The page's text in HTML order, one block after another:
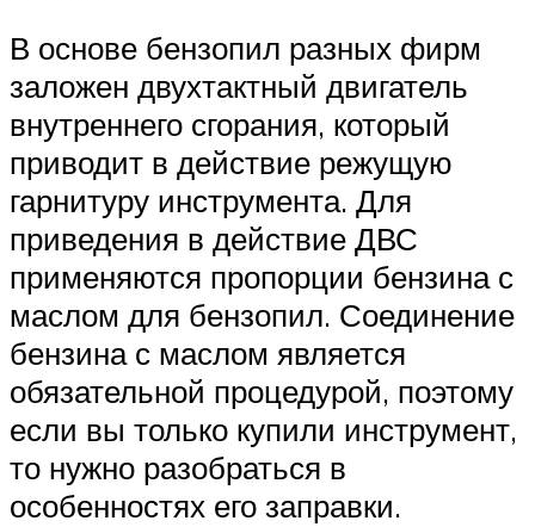
В основе бензопил разных фирм
заложен двухтактный двигатель
внутреннего сгорания, который
приводит в действие режущую
гарнитуру инструмента. Для
приведения в действие ДВС
применяются пропорции бензина с
маслом для бензопил. Соединение
бензина с маслом является
обязательной процедурой, поэтому
если вы только купили инструмент,
то нужно разобраться в
особенностях его заправки.